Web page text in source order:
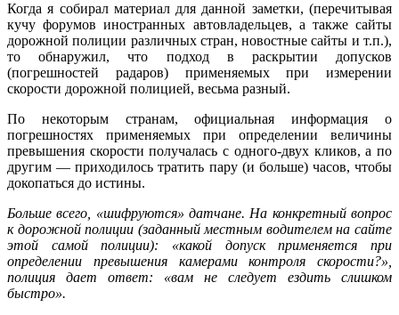
Когда я собирал материал для данной заметки, (перечитывая
кучу форумов иностранных автовладельцев, а также сайты
дорожной полиции различных стран, новостные сайты и т.п.),
то обнаружил, что подход в раскрытии допусков
(погрешностей радаров) применяемых при измерении
скорости дорожной полицией, весьма разный.
По некоторым странам, официальная информация о
погрешностях применяемых при определении величины
превышения скорости получалась с одного-двух кликов, а по
другим — приходилось тратить пару (и больше) часов, чтобы
докопаться до истины.
Больше всего, «шифруются» датчане. На конкретный вопрос
к дорожной полиции (заданный местным водителем на сайте
этой самой полиции): «какой допуск применяется при
определении превышения камерами контроля скорости?»,
полиция дает ответ: «вам не следует ездить слишком
быстро».